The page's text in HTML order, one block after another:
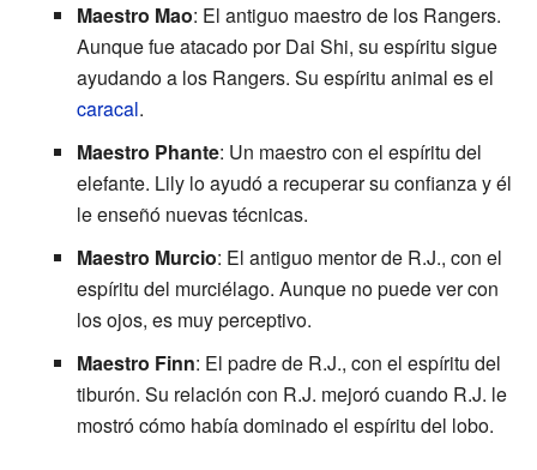
Maestro Mao: El antiguo maestro de los Rangers.
Aunque fue atacado por Dai Shi, su espíritu sigue
ayudando a los Rangers. Su espíritu animal es el
caracal.
Maestro Phante: Un maestro con el espíritu del
elefante. Lily lo ayudó a recuperar su confianza y él
le enseñó nuevas técnicas.
Maestro Murcio: El antiguo mentor de R.J., con el
espíritu del murciélago. Aunque no puede ver con
los ojos, es muy perceptivo.
Maestro Finn: El padre de R.J., con el espíritu del
tiburón. Su relación con R.J. mejoró cuando R.J. le
mostró cómo había dominado el espíritu del lobo.